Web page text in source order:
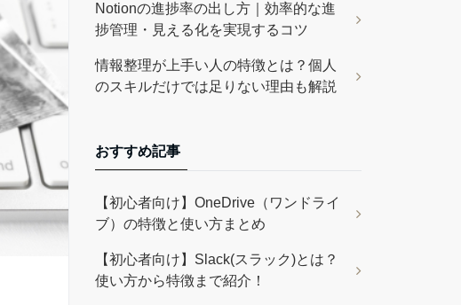
Notionの進捗率の出し方｜効率的な進
捗管理・見える化を実現するコツ
情報整理が上手い人の特徴とは？個人
のスキルだけでは足りない理由も解説
おすすめ記事
【初心者向け】OneDrive（ワンドライ
ブ）の特徴と使い方まとめ
【初心者向け】Slack(スラック)とは？
使い方から特徴まで紹介！